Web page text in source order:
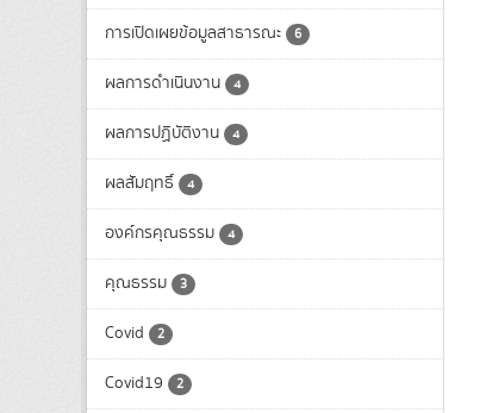
การเปิดเผยข้อมูลสาธารณะ 6
ผลการดำเนินงาน 4
ผลการปฏิบัติงาน 4
ผลสัมฤทธิ์ 4
องค์กรคุณธรรม 4
คุณธรรม 3
Covid 2
Covid19 2